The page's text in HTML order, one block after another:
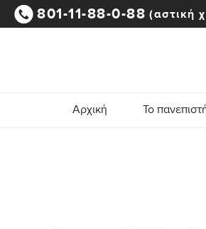
801-11-88-0-88 (αστική
Αρχική Το